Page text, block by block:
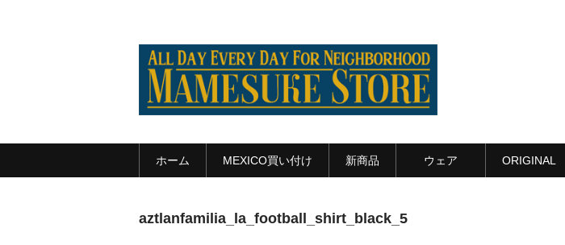
ホーム MEXICO買い付け 新商品 ウェア ORIGINAL
aztlanfamilia_la_football_shirt_black_5